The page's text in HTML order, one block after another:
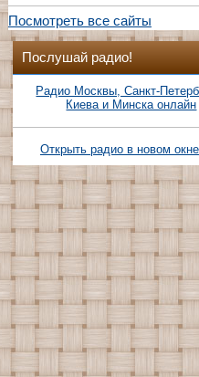
Посмотреть все сайты
Послушай радио!
Радио Москвы, Санкт-
Киева и Минска онлайн
Открыть радио в новом окне